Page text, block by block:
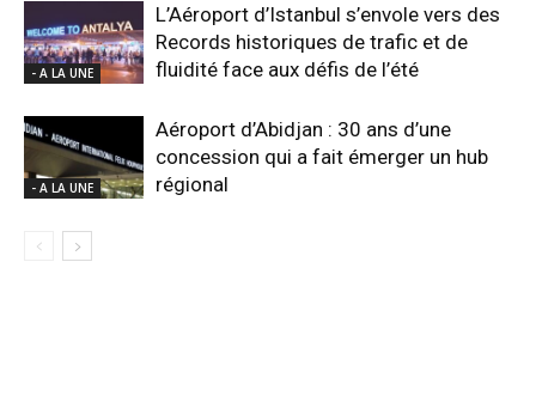
- A LA UNE
L’Aéroport d’Istanbul s’envole vers des
Records historiques de trafic et de
fluidité face aux défis de l’été
- A LA UNE
Aéroport d’Abidjan : 30 ans d’une
concession qui a fait émerger un hub
régional